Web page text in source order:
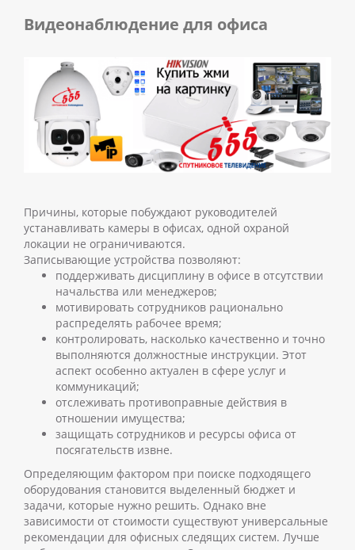
Видеонаблюдение для офиса
Причины, которые побуждают руководителей
устанавливать камеры в офисах, одной охраной
локации не ограничиваются.
Записывающие устройства позволяют:
поддерживать дисциплину в офисе в отсутствии
начальства или менеджеров;
мотивировать сотрудников рационально
распределять рабочее время;
контролировать, насколько качественно и точно
выполняются должностные инструкции. Этот
аспект особенно актуален в сфере услуг и
коммуникаций;
отслеживать противоправные действия в
отношении имущества;
защищать сотрудников и ресурсы офиса от
посягательств извне.
Определяющим фактором при поиске подходящего
оборудования становится выделенный бюджет и
задачи, которые нужно решить. Однако вне
зависимости от стоимости существуют универсальные
рекомендации для офисных следящих систем. Лучше